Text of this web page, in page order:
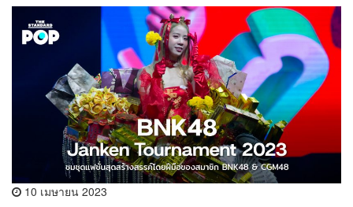
10 เมษายน 2023